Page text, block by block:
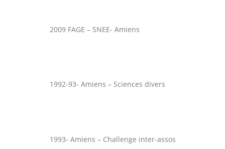
2009 FAGE – SNEE- Amiens
1992-93- Amiens – Sciences divers
1993- Amiens – Challenge inter-assos